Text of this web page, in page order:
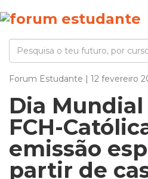
Forum Estudante | 12 fevereiro
Dia Mundial
FCH-
emissão
partir de